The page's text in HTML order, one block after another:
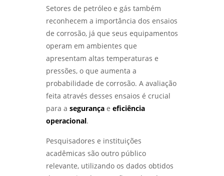
GARANTIR A QUALIDADE E A SEGURANÇA DOS
MATERIAIS - LABMETAL
ENTENDA O ENSAIO DE CORROSÃO POR PITE E
SUA IMPORTÂNCIA NA INDÚSTRIA - LABMETAL
ANÁLISE DE FALHAS EM ENGRENAGENS:
COMO IDENTIFICAR E CORRIGIR PROBLEMAS -
LABMETAL
ELÉTRICOS: IDENTIFICANDO PROBLEMAS E
SOLUÇÕES - LABMETAL
COMO REALIZAR UM ENSAIO DE CORROSÃO
Setores de petróleo e gás também
reconhecem a importância dos ensaios
de corrosão, já que seus equipamentos
operam em ambientes que
apresentam altas temperaturas e
pressões, o que aumenta a
probabilidade de corrosão. A avaliação
feita através desses ensaios é crucial
para a segurançae eficiência
operacional.
Pesquisadores e instituições
acadêmicas são outro público
relevante, utilizando os dados obtidos